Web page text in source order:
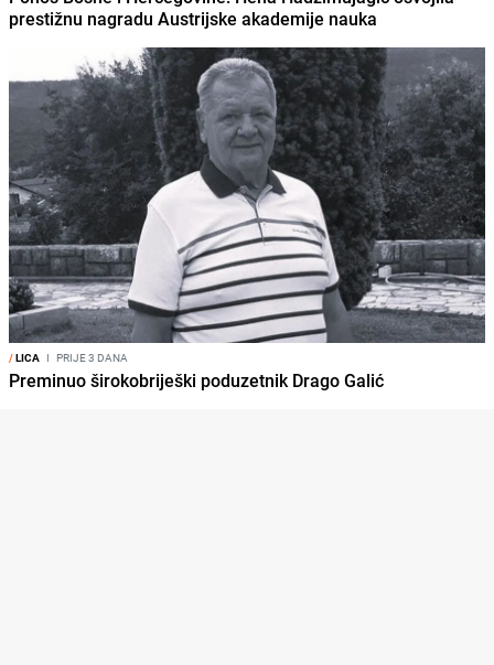
prestižnu nagradu Austrijske akademije nauka
/LICA I PRIJE 3 DANA
Preminuo širokobriješki poduzetnik Drago Galić